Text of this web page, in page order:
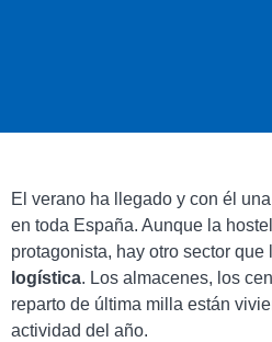
El verano ha llegado y con él
en toda España. Aunque la
protagonista, hay otro sector
logística. Los almacenes, los
reparto de última milla están
actividad del año.